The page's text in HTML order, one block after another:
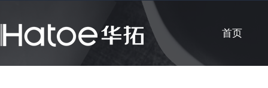
首页
公司新闻 知识课堂